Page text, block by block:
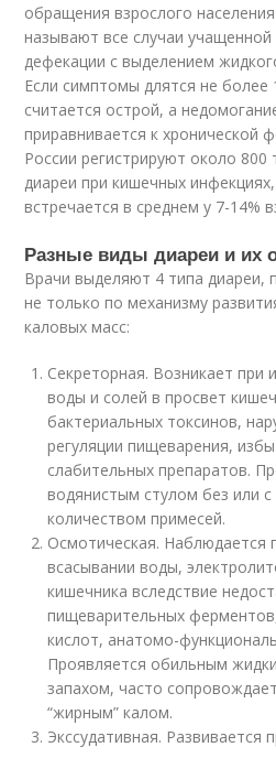
обращения взрослого
называют все случаи учащенной
дефекации с выделением
Если симптомы длятся не более
считается острой, а
приравнивается к хронической
России регистрируют около 800
диареи при кишечных
встречается в среднем у 7-14%
Разные виды диареи и их
Врачи выделяют 4 типа диареи,
не только по механизму
каловых масс:
Секреторная. Возникает при
воды и солей в просвет
бактериальных токсинов,
регуляции пищеварения,
слабительных препаратов.
водянистым стулом без или
количеством примесей.
Осмотическая. Наблюдается
всасывании воды,
кишечника вследствие
пищеварительных
кислот, анатомо-
Проявляется обильным
запахом, часто
“жирным” калом.
Экссудативная. Развивается